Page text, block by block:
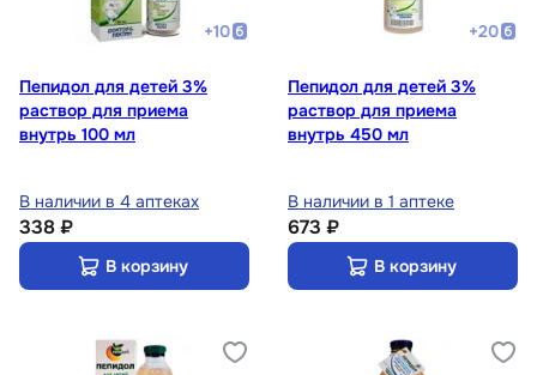
+10
Пепидол для детей 3%
раствор для приема
внутрь 100 мл
В наличии в 4 аптеках
338 ₽
В корзину
+20
Пепидол для детей 3%
раствор для приема
внутрь 450 мл
В наличии в 1 аптеке
673 ₽
В корзину